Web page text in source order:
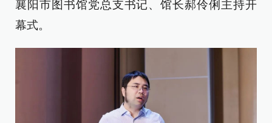
襄阳市图书馆党总支书记、馆长郝伶俐主持开
幕式。